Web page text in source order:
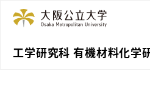
工学研究科 有機材料化学